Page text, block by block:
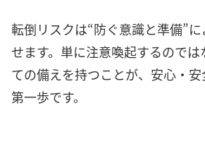
転倒リスクは“防ぐ意識と準備”
せます。単に注意喚起するので
ての備えを持つことが、安心・
第一歩です。